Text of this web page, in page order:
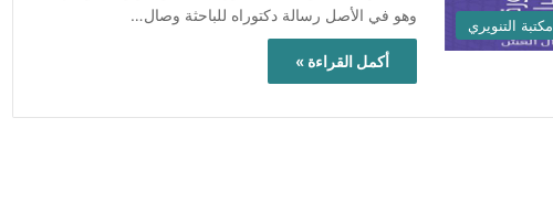
مكتبة التنويري
وهو في الأصل رسالة دكتوراه للباحثة وصال…
أكمل القراءة »